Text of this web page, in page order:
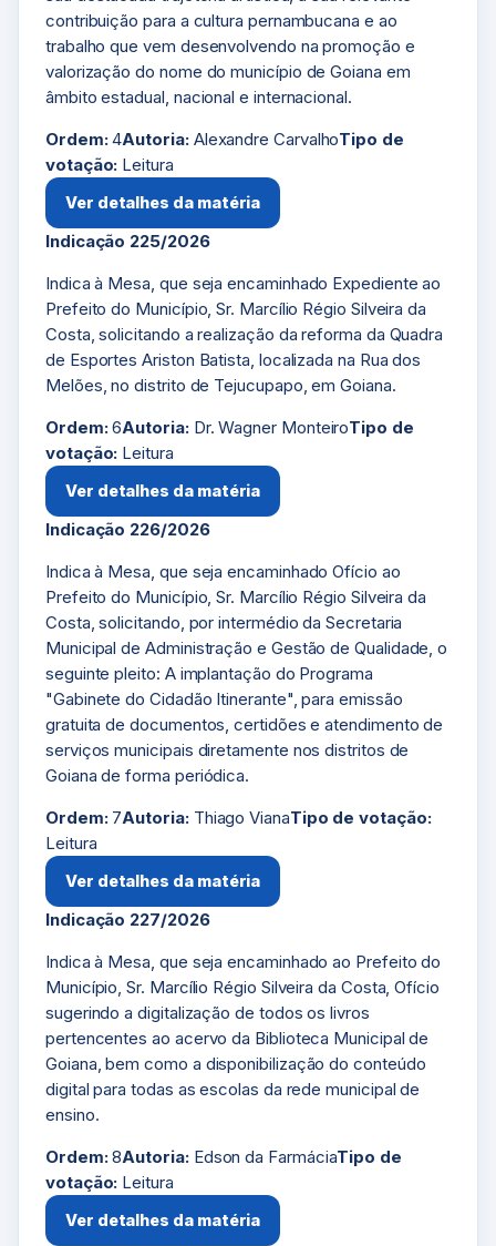
contribuição para a cultura pernambucana e ao
trabalho que vem desenvolvendo na promoção e
valorização do nome do município de Goiana em
âmbito estadual, nacional e internacional.
Ordem:4Autoria:Alexandre CarvalhoTipo de
votação: Leitura
Ver detalhes da matéria
Indicação 225/2026
Indica à Mesa, que seja encaminhado Expediente ao
Prefeito do Município, Sr. Marcílio Régio Silveira da
Costa, solicitando a realização da reforma da Quadra
de Esportes Ariston Batista, localizada na Rua dos
Melões, no distrito de Tejucupapo, em Goiana.
Ordem:6Autoria:Dr. Wagner MonteiroTipo de
votação: Leitura
Ver detalhes da matéria
Indicação 226/2026
Indica à Mesa, que seja encaminhado Ofício ao
Prefeito do Município, Sr. Marcílio Régio Silveira da
Costa, solicitando, por intermédio da Secretaria
Municipal de Administração e Gestão de Qualidade, o
seguinte pleito: A implantação do Programa
"Gabinete do Cidadão Itinerante", para emissão
gratuita de documentos, certidões e atendimento de
serviços municipais diretamente nos distritos de
Goiana de forma periódica.
Ordem:7Autoria:Thiago VianaTipo de votação:
Leitura
Ver detalhes da matéria
Indicação 227/2026
Indica à Mesa, que seja encaminhado ao Prefeito do
Município, Sr. Marcílio Régio Silveira da Costa, Ofício
sugerindo a digitalização de todos os livros
pertencentes ao acervo da Biblioteca Municipal de
Goiana, bem como a disponibilização do conteúdo
digital para todas as escolas da rede municipal de
ensino.
Ordem:8Autoria:Edson da FarmáciaTipo de
votação: Leitura
Ver detalhes da matéria